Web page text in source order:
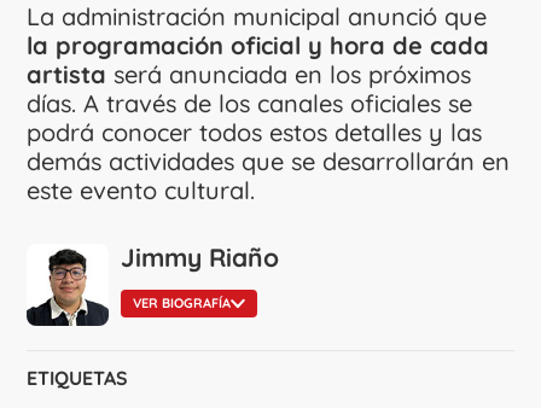
La administración municipal anunció que
la programación oficial y hora de cada
artista será anunciada en los próximos
días. A través de los canales oficiales se
podrá conocer todos estos detalles y las
demás actividades que se desarrollarán en
este evento cultural.
Jimmy Riaño
VER BIOGRAFÍA
ETIQUETAS